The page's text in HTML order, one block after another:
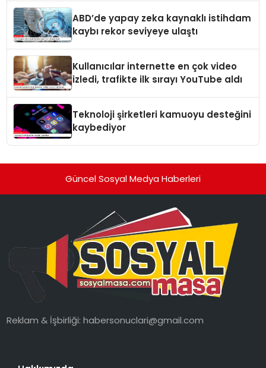
ABD’de yapay zeka kaynaklı istihdam
kaybı rekor seviyeye ulaştı
Kullanıcılar internette en çok video
izledi, trafikte ilk sırayı YouTube aldı
Teknoloji şirketleri kamuoyu desteğini
kaybediyor
Güncel Sosyal Medya Haberleri
Reklam & İşbirliği:habersonuclari@gmail.com